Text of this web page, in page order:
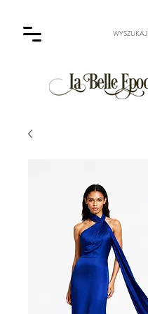
WYSZUKAJ